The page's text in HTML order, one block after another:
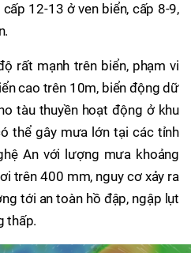
12-13 ở ven biển, cấp 8-9,
rất mạnh trên biển, phạm vi
cao trên 10m, biển động dữ
tàu thuyền hoạt động ở khu
thể gây mưa lớn tại các tỉnh
An với lượng mưa khoảng
trên 400 mm, nguy cơ xảy ra
tới an toàn hồ đập, ngập lụt
thấp.